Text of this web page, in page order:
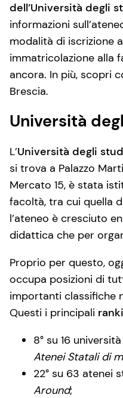
dell’Università degli
informazioni
modalità di iscrizione
immatricolazione alla
ancora. In più, scopri
Brescia.
Università
L’Università degli
si trova a Palazzo
Mercato 15, è stata
facoltà, tra cui quella
l’ateneo è cresciuto
didattica che per
Proprio per questo,
occupa posizioni di
importanti classifiche
Questi i principali
8° su 16
Atenei Statali di
22° su 63 atenei
Around;